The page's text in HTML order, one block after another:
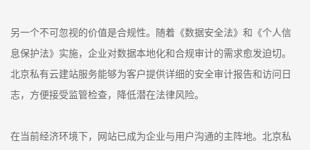
另一个不可忽视的价值是合规性。随着《数据安全法》和《个人信
息保护法》实施，企业对数据本地化和合规审计的需求愈发迫切。
北京私有云建站服务能够为客户提供详细的安全审计报告和访问日
志，方便接受监管检查，降低潜在法律风险。
在当前经济环境下，网站已成为企业与用户沟通的主阵地。北京私